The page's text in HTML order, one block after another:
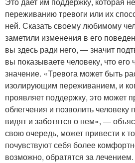
переживанию тревоги или их
ней. Сказать своему любимому
заметили изменения в его
вы здесь ради него, — значит
вы показываете человеку, что его
значение. «Тревога может быть
изолирующим переживанием, и
проявляет поддержку, это может
облегчения и позволить человеку
видят и заботятся о нем», —
свою очередь, может привести к
почувствуют себя более
возможно, обратятся за лечением.